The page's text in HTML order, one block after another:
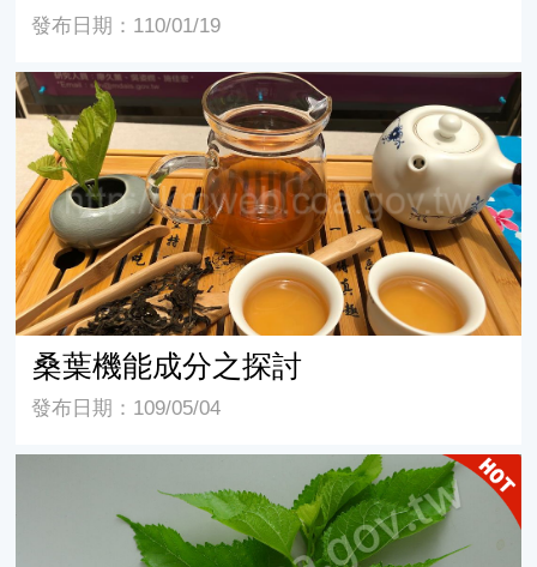
發布日期：110/01/19
桑葉機能成分之探討
桑葉機能成分之探討
發布日期：109/05/04
不同加工製程對桑葉茶品質及 γ-胺基丁酸含量之影響